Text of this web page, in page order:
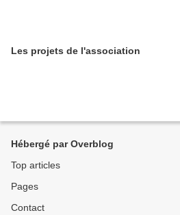
Les projets de l'association
Hébergé par Overblog
Top articles
Pages
Contact